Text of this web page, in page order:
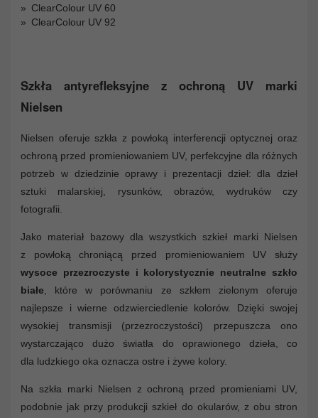
ClearColour UV 60
ClearColour UV 92
Szkła antyrefleksyjne z ochroną UV marki
Nielsen
Nielsen oferuje szkła z powłoką interferencji optycznej oraz
ochroną przed promieniowaniem UV, perfekcyjne dla różnych
potrzeb w dziedzinie oprawy i prezentacji dzieł: dla dzieł
sztuki malarskiej, rysunków, obrazów, wydruków czy
fotografii.
Jako materiał bazowy dla wszystkich szkieł marki Nielsen
z powłoką chroniącą przed promieniowaniem UV służy
wysoce przezroczyste i kolorystycznie neutralne szkło
białe , które w porównaniu ze szkłem zielonym oferuje
najlepsze i wierne odzwierciedlenie kolorów. Dzięki swojej
wysokiej transmisji (przezroczystości) przepuszcza ono
wystarczająco dużo światła do oprawionego dzieła, co
dla ludzkiego oka oznacza ostre i żywe kolory.
Na szkła marki Nielsen z ochroną przed promieniami UV,
podobnie jak przy produkcji szkieł do okularów, z obu stron